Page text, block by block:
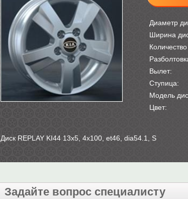
Диаметр
Ширина
Вылет:
Ступица:
Модель
Цвет:
Диск REPLAY KI44 13х5, 4х100, et46, dia54.1, S
Задайте вопрос специалисту